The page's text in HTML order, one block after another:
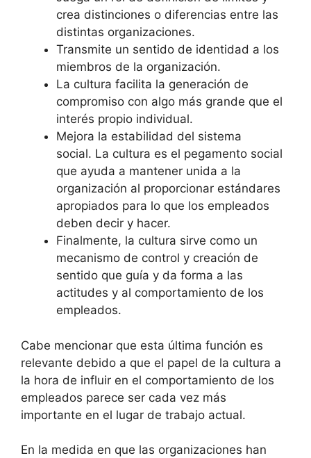
crea distinciones o diferencias entre las
distintas organizaciones.
Transmite un sentido de identidad a los
miembros de la organización.
La cultura facilita la generación de
compromiso con algo más grande que el
interés propio individual.
Mejora la estabilidad del sistema
social. La cultura es el pegamento social
que ayuda a mantener unida a la
organización al proporcionar estándares
apropiados para lo que los empleados
deben decir y hacer.
Finalmente, la cultura sirve como un
mecanismo de control y creación de
sentido que guía y da forma a las
actitudes y al comportamiento de los
empleados.
Cabe mencionar que esta última función es
relevante debido a que el papel de la cultura a
la hora de influir en el comportamiento de los
empleados parece ser cada vez más
importante en el lugar de trabajo actual.
En la medida en que las organizaciones han